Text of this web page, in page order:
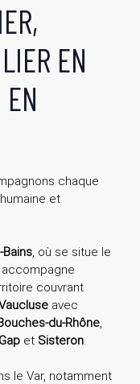
EN
chaque
et
Bains, où se situe le
couvrant
avec
du-Rhône,
Gap et Sisteron.
le Var, notamment